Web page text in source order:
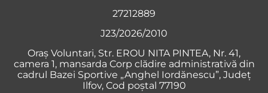
27212889
J23/2026/2010
Oraş Voluntari, Str. EROU NITA PINTEA, Nr. 41,
camera 1, mansarda Corp clădire administrativă din
cadrul Bazei Sportive „Anghel Iordănescu”, Județ
Ilfov, Cod poștal 77190